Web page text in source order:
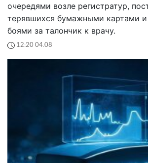
очередями возле регистратур,
терявшихся бумажными картами
боями за талончик к врачу.
12:20 04.08